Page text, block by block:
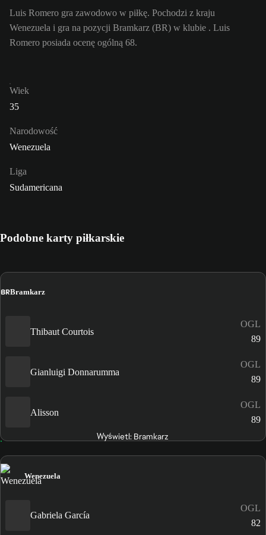
Luis Romero gra zawodowo w piłkę. Pochodzi z kraju
Wenezuela i gra na pozycji Bramkarz (BR) w klubie . Luis
Romero posiada ocenę ogólną 68.
Wiek
35
Narodowość
Wenezuela
Liga
Sudamericana
Podobne karty piłkarskie
BRBramkarz
Thibaut Courtois
OGL
89
Gianluigi Donnarumma
OGL
89
Alisson
OGL
89
Wyświetl: Bramkarz
Wenezuela
Gabriela García
OGL
82